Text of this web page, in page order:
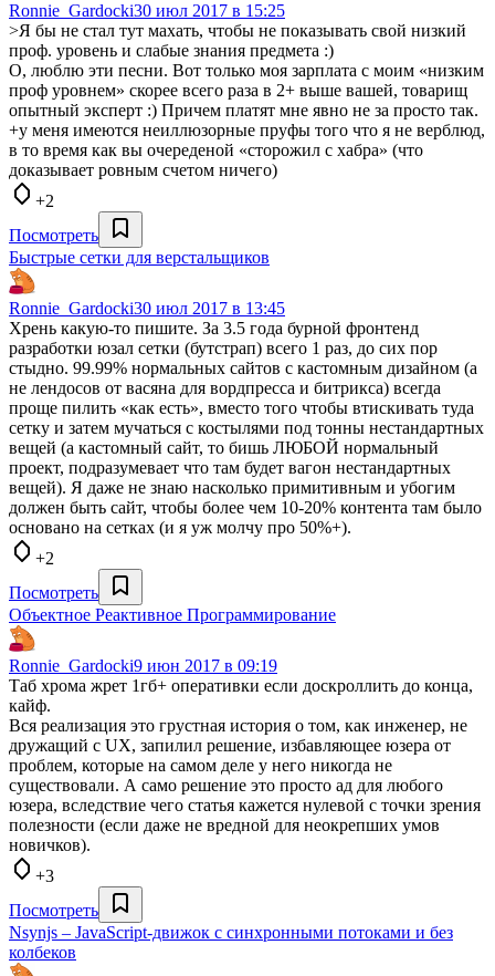
Ronnie_Gardocki30 июл 2017 в 15:25
>Я бы не стал тут махать, чтобы не показывать свой низкий
проф. уровень и слабые знания предмета :)
О, люблю эти песни. Вот только моя зарплата с моим «низким
проф уровнем» скорее всего раза в 2+ выше вашей, товарищ
опытный эксперт :) Причем платят мне явно не за просто так.
+у меня имеются неиллюзорные пруфы того что я не верблюд,
в то время как вы очереденой «сторожил с хабра» (что
доказывает ровным счетом ничего)
+2
Посмотреть
Быстрые сетки для верстальщиков
Ronnie_Gardocki30 июл 2017 в 13:45
Хрень какую-то пишите. За 3.5 года бурной фронтенд
разработки юзал сетки (бутстрап) всего 1 раз, до сих пор
стыдно. 99.99% нормальных сайтов с кастомным дизайном (а
не лендосов от васяна для вордпресса и битрикса) всегда
проще пилить «как есть», вместо того чтобы втискивать туда
сетку и затем мучаться с костылями под тонны нестандартных
вещей (а кастомный сайт, то бишь ЛЮБОЙ нормальный
проект, подразумевает что там будет вагон нестандартных
вещей). Я даже не знаю насколько примитивным и убогим
должен быть сайт, чтобы более чем 10-20% контента там было
основано на сетках (и я уж молчу про 50%+).
+2
Посмотреть
Объектное Реактивное Программирование
Ronnie_Gardocki9 июн 2017 в 09:19
Таб хрома жрет 1гб+ оперативки если доскроллить до конца,
кайф.
Вся реализация это грустная история о том, как инженер, не
дружащий с UX, запилил решение, избавляющее юзера от
проблем, которые на самом деле у него никогда не
существовали. А само решение это просто ад для любого
юзера, вследствие чего статья кажется нулевой с точки зрения
полезности (если даже не вредной для неокрепших умов
новичков).
+3
Посмотреть
Nsynjs – JavaScript-движок с синхронными потоками и без
колбеков